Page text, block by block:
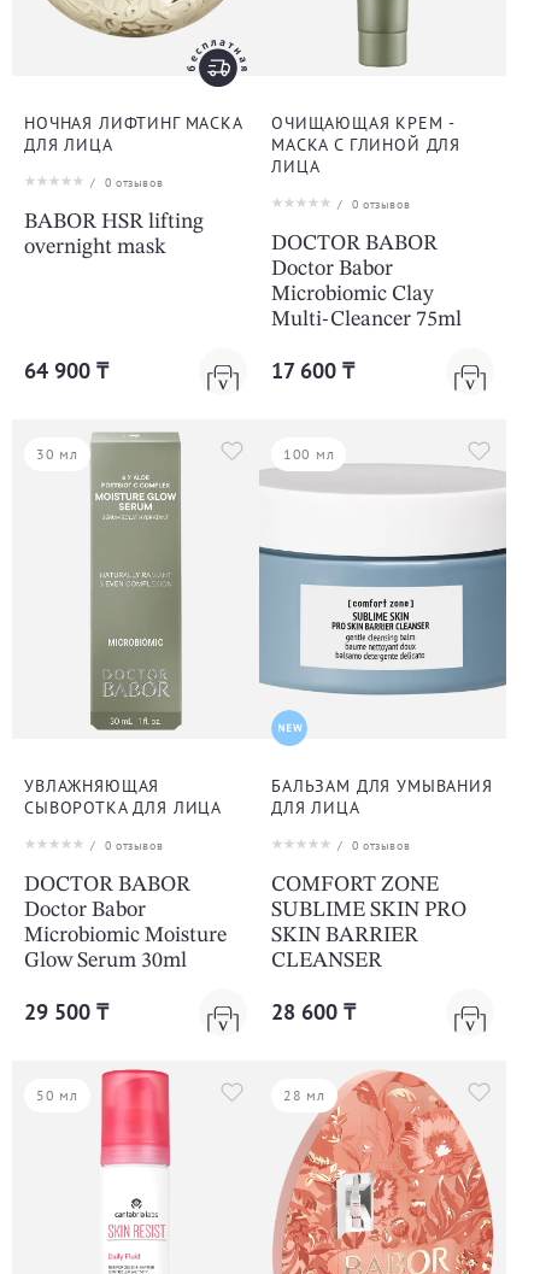
НОЧНАЯ ЛИФТИНГ МАСКА
ДЛЯ ЛИЦА
/ 0 отзывов
BABOR HSR lifting
overnight mask
64 900 ₸
ОЧИЩАЮЩАЯ КРЕМ -
МАСКА С ГЛИНОЙ ДЛЯ
ЛИЦА
/ 0 отзывов
DOCTOR BABOR
Doctor Babor
Microbiomic Clay
Multi-Cleancer 75ml
17 600 ₸
30 мл
УВЛАЖНЯЮЩАЯ
СЫВОРОТКА ДЛЯ ЛИЦА
/ 0 отзывов
DOCTOR BABOR
Doctor Babor
Microbiomic Moisture
Glow Serum 30ml
29 500 ₸
100 мл
БАЛЬЗАМ ДЛЯ УМЫВАНИЯ
ДЛЯ ЛИЦА
/ 0 отзывов
COMFORT ZONE
SUBLIME SKIN PRO
SKIN BARRIER
CLEANSER
28 600 ₸
50 мл 28 мл